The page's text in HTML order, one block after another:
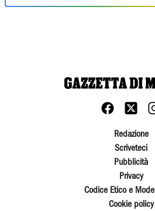
Redazione
Scriveteci
Pubblicità
Privacy
Codice Etico e
Cookie policy